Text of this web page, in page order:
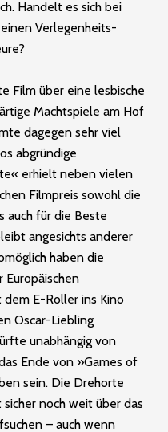
Handelt es sich bei
Verlegenheits-
Film über eine lesbische
Machtspiele am Hof
dagegen sehr viel
abgründige
erhielt neben vielen
Filmpreis sowohl die
auch für die Beste
angesichts anderer
haben die
E-Roller ins Kino
Oscar-Liebling
unabhängig von
Ende von »Games of
sein. Die Dreh­orte
noch weit über das
– auch wenn